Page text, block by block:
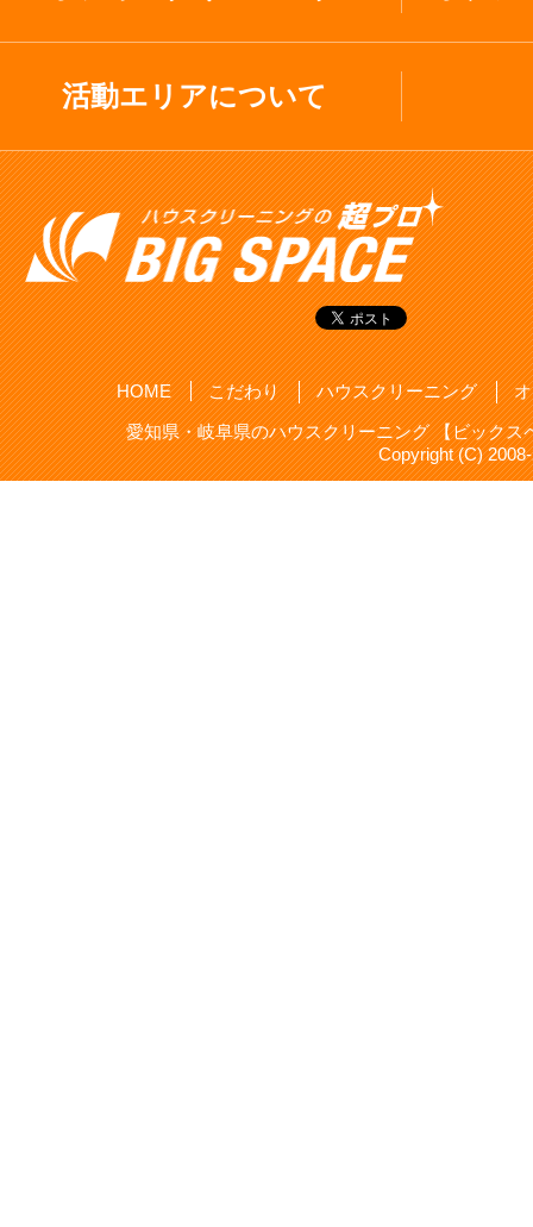
活動エリアについて
HOME こだわり ハウスクリーニング
愛知県・岐阜県のハウスクリーニング 【ビック
Copyright (C)